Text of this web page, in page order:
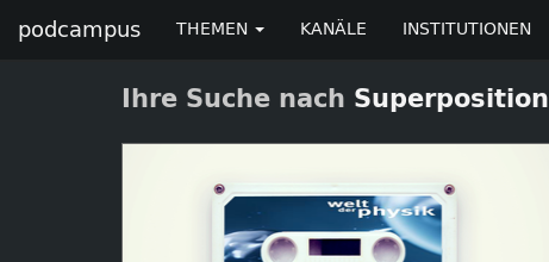
podcampus THEMEN KANÄLE INSTITUTIONEN
Ihre Suche nach Superposition